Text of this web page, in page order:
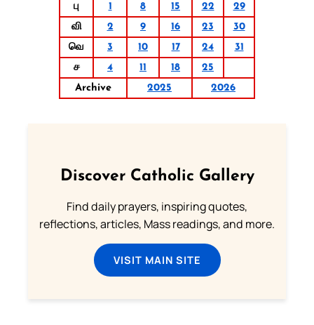
பு
1 8 15 22
29
வி
2 9 16 23
30
வெ
3 10 17 24
31
ச
4 11 18
25
Archive
2025 2026
Discover Catholic Gallery
Find daily prayers, inspiring quotes,
reflections, articles, Mass readings, and more.
VISIT MAIN SITE